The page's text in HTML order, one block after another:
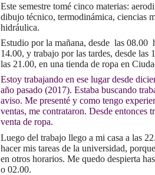
Este semestre tomé cinco materias:
dibujo técnico, termodinámica, ciencias
hidráulica.
Estudio por la mañana, desde las 08.00
14.00, y trabajo por las tardes, desde las
las 21.00, en una tienda de ropa en
Estoy trabajando en ese lugar desde
año pasado (2017). Estaba buscando
aviso. Me presenté y como tengo
ventas, me contrataron. Desde entonces
venta de ropa.
Luego del trabajo llego a mi casa a las
hacer mis tareas de la universidad,
en otros horarios. Me quedo despierta
o 02.00.